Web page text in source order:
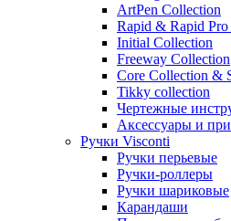
ArtPen Collection
Rapid & Rapid
Initial Collection
Freeway Collection
Core Collection &
Tikky collection
Чертежные
Аксессуары и
Ручки Visconti
Ручки перьевые
Ручки-роллеры
Ручки шариковые
Карандаши